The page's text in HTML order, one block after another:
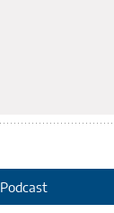
Podcast